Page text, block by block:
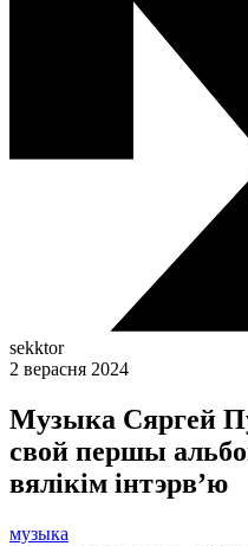
sekktor
2 верасня 2024
Музыка Сяргей
свой першы
вялікім інтэрв’ю
музыка